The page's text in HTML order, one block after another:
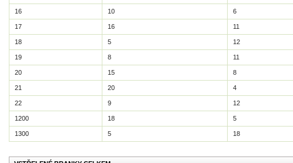
16 10 6
17 16 11
18 5 12
19 8 11
20 15 8
21 20 4
22 9 12
1200 18 5
1300 5 18